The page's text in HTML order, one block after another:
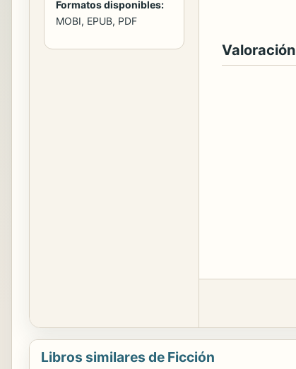
Formatos disponibles:
MOBI, EPUB, PDF
Valoración
Libros similares de Ficción